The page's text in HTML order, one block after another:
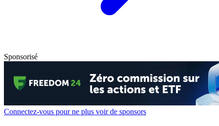
Sponsorisé
Connectez-vous pour ne plus voir de sponsors